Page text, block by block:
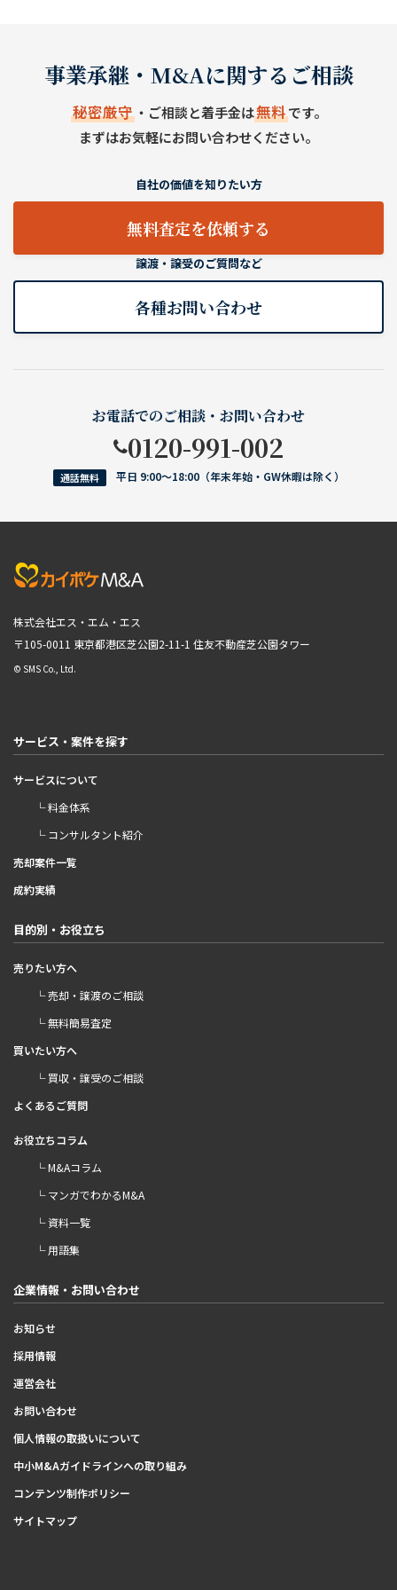
事業承継・M&Aに関するご相談
秘密厳守・ご相談と着手金は無料です。
まずはお気軽にお問い合わせください。
自社の価値を知りたい方
無料査定を依頼する
譲渡・譲受のご質問など
各種お問い合わせ
お電話でのご相談・お問い合わせ
0120-991-002
通話無料 平日 9:00〜18:00（年末年始・GW休暇は除く）
株式会社エス・エム・エス
〒105-0011 東京都港区芝公園2-11-1 住友不動産芝公園タワー
© SMS Co., Ltd.
サービス・案件を探す
サービスについて
└ 料金体系
└ コンサルタント紹介
売却案件一覧
成約実績
目的別・お役立ち
売りたい方へ
└ 売却・譲渡のご相談
└ 無料簡易査定
買いたい方へ
└ 買収・譲受のご相談
よくあるご質問
お役立ちコラム
└ M&Aコラム
└ マンガでわかるM&A
└ 資料一覧
└ 用語集
企業情報・お問い合わせ
お知らせ
採用情報
運営会社
お問い合わせ
個人情報の取扱いについて
中小M&Aガイドラインへの取り組み
コンテンツ制作ポリシー
サイトマップ